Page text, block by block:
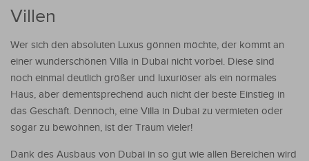
Villen
Wer sich den absoluten Luxus gönnen möchte, der kommt an
einer wunderschönen Villa in Dubai nicht vorbei. Diese sind
noch einmal deutlich größer und luxuriöser als ein normales
Haus, aber dementsprechend auch nicht der beste Einstieg in
das Geschäft. Dennoch, eine Villa in Dubai zu vermieten oder
sogar zu bewohnen, ist der Traum vieler!
Dank des Ausbaus von Dubai in so gut wie allen Bereichen wird